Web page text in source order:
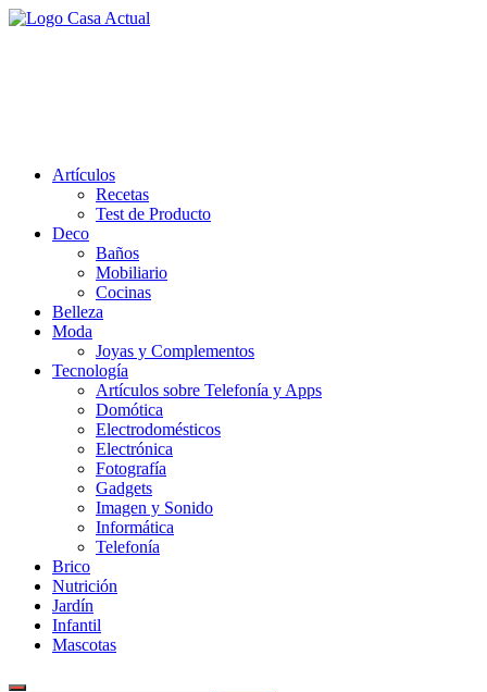
Saltar
Artículos
Recetas
Test de Producto
Deco
Baños
Mobiliario
Cocinas
Belleza
Moda
Joyas y Complementos
Tecnología
Artículos sobre Telefonía y Apps
Domótica
Electrodomésticos
Electrónica
Fotografía
Gadgets
Imagen y Sonido
Informática
Telefonía
Brico
Nutrición
Jardín
Infantil
Mascotas